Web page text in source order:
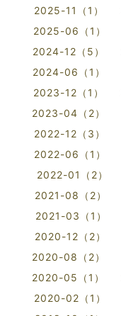
2025-11（1）
2025-06（1）
2024-12（5）
2024-06（1）
2023-12（1）
2023-04（2）
2022-12（3）
2022-06（1）
2022-01（2）
2021-08（2）
2021-03（1）
2020-12（2）
2020-08（2）
2020-05（1）
2020-02（1）